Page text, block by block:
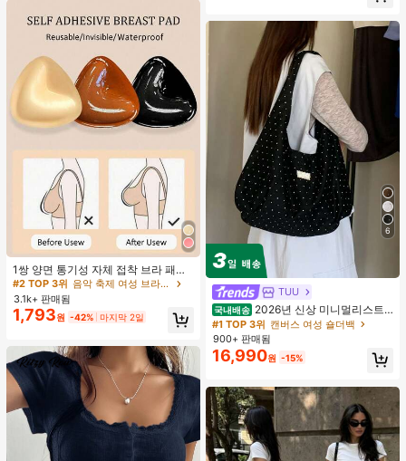
1쌍 양면 통기성 자체 접착 브라 패드,
두꺼워진 삼각형 푸쉬업 디자인, 재사
용 가능, 보이지 않는 비키니 브라 삽
입물, 수영에 적합
#2 TOP 3위
음악 축제 여성 브라 액세서리
거의 매진!
#2 TOP 3위
음악 축제 여성 브라 액세서리
거의 매진!
#2 TOP 3위
음악 축제 여성 브라 액세서리
거의 매진!
#2 TOP 3위
3.1k+ 판매됨
1,793원 -42% 마지막 2일
6
TUU
국내배송 2026년 신상 미니멀리스트
도트 캔버스 토트백, 대용량 캐주얼 다
용도 통근 숄더 핸드백
#1 TOP 3위 캔버스 여성 숄더백
900+ 판매됨
16,990원 -15%